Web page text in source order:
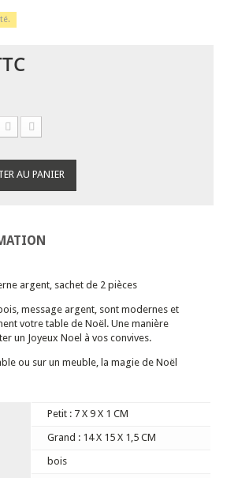
AU PANIER
argent, sachet de 2 pièces
message argent, sont modernes et
votre table de Noël. Une manière
un Joyeux Noel à vos convives.
ou sur un meuble, la magie de Noël
Petit : 7 X 9 X 1 CM
Grand : 14 X 15 X 1,5 CM
bois